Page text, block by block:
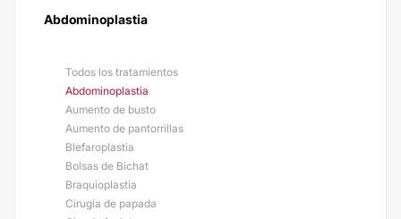
Abdominoplastia
Todos los tratamientos
Abdominoplastia
Aumento de busto
Aumento de pantorrillas
Blefaroplastia
Bolsas de Bichat
Braquioplastia
Cirugía de papada